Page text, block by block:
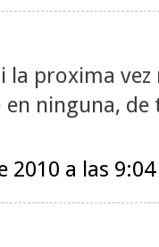
la proxima
ninguna,
2010 a las 9:04